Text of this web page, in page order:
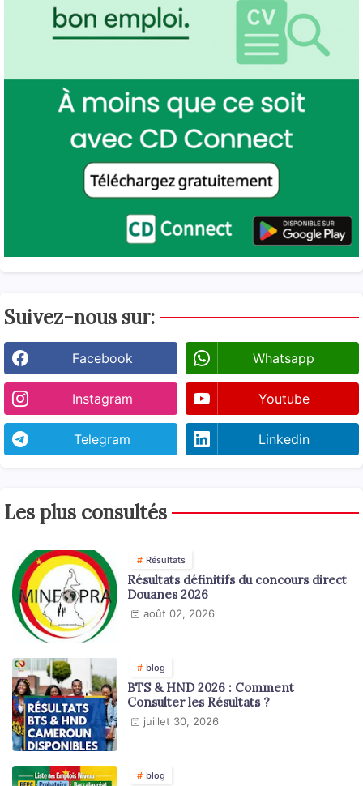
Suivez-nous sur:
Facebook Whatsapp
Instagram Youtube
Telegram Linkedin
Les plus consultés
Résultats
Résultats définitifs du concours direct
Douanes 2026
août 02, 2026
blog
BTS & HND 2026 : Comment
Consulter les Résultats ?
juillet 30, 2026
blog